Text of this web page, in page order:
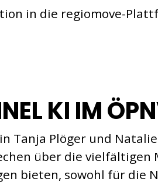
in die regiomove-
KI IM
Tanja Plöger und
über die
bieten, sowohl für die